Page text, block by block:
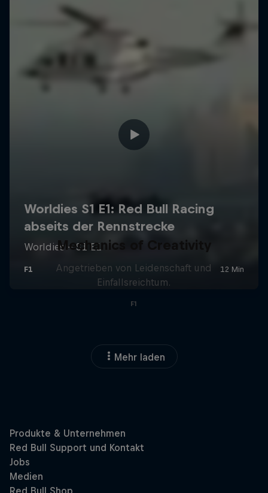
Mechanics of Creativity
Angetrieben von Leidenschaft und
Einfallsreichtum.
F1
Mehr laden